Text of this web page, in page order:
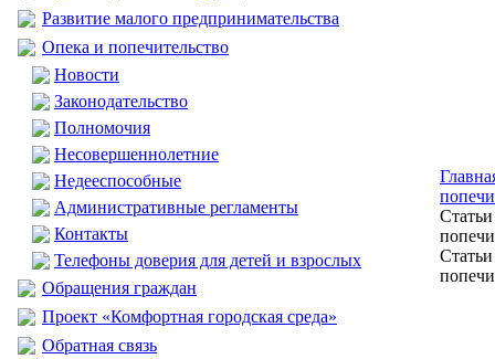
Развитие малого предпринимательства
Опека и попечительство
Новости
Законодательство
Полномочия
Несовершеннолетние
Недееспособные
Административные регламенты
Контакты
Телефоны доверия для детей и взрослых
Обращения граждан
Проект «Комфортная городская среда»
Обратная связь